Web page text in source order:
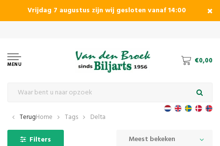
Vrijdag 7 augustus zijn wij gesloten vanaf 14:00
MENU €0,00
TerugHome Tags Delta
Filters Meest bekeken